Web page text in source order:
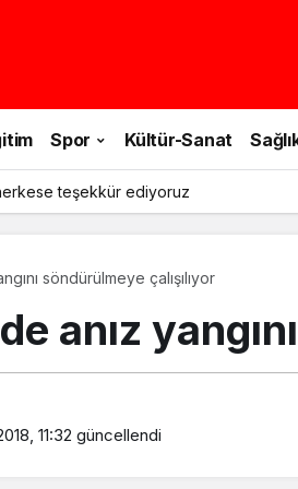
Spor Kültür-Sanat
teşekkür ediyoruz
söndürülmeye çalışılıyor
anız
11:32 güncellendi